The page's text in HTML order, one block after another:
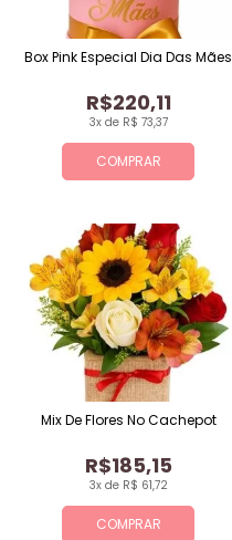
COMPRAR
3x de R$ 73,37
R$220,11
Box Pink Especial Dia Das Mães
COMPRAR
3x de R$ 61,72
R$185,15
Mix De Flores No Cachepot